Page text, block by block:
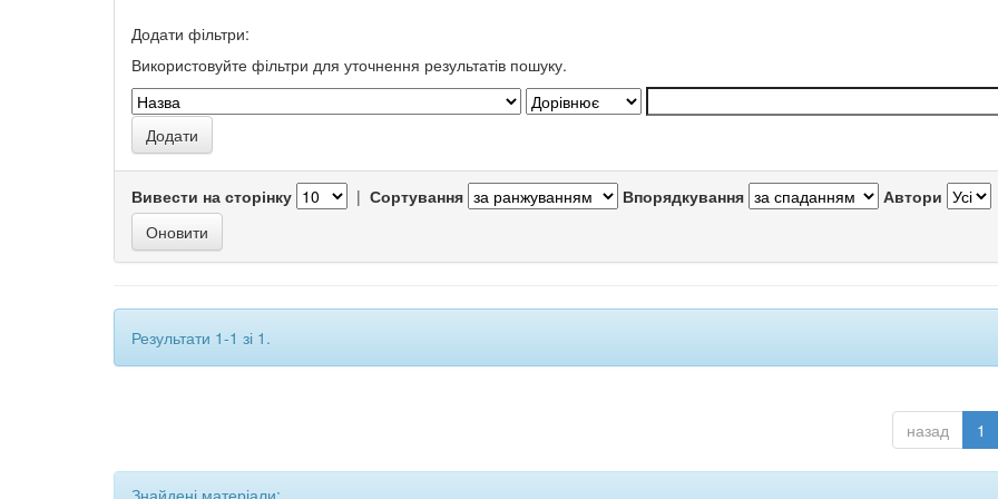
Додати фільтри:
Використовуйте фільтри для уточнення результатів пошуку.
Вивести на сторінку | Сортування Впорядкування Автори
Результати 1-1 зі 1.
назад 1
Знайдені матеріали: